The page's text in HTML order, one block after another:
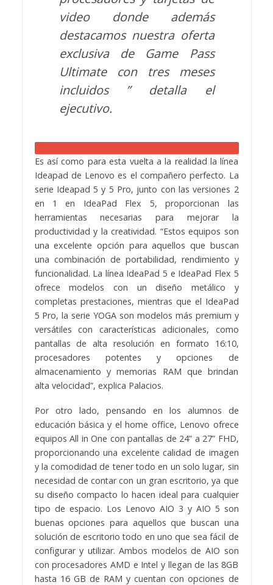
video donde además
destacamos nuestra oferta
exclusiva de Game Pass
Ultimate con tres meses
incluidos ” detalla el
ejecutivo.
Es así como para esta vuelta a la realidad la línea
Ideapad de Lenovo es el compañero perfecto. La
serie Ideapad 5 y 5 Pro, junto con las versiones 2
en 1 en IdeaPad Flex 5, proporcionan las
herramientas necesarias para mejorar la
productividad y la creatividad. “Estos equipos son
una excelente opción para aquellos que buscan
una combinación de portabilidad, rendimiento y
funcionalidad. La línea IdeaPad 5 e IdeaPad Flex 5
ofrece modelos con un diseño metálico y
completas prestaciones, mientras que el IdeaPad
5 Pro, la serie YOGA son modelos más premium y
versátiles con características adicionales, como
pantallas de alta resolución en formato 16:10,
procesadores potentes y opciones de
almacenamiento y memorias RAM que brindan
alta velocidad”, explica Palacios.
Por otro lado, pensando en los alumnos de
educación básica y el home office, Lenovo ofrece
equipos All in One con pantallas de 24” a 27” FHD,
proporcionando una excelente calidad de imagen
y la comodidad de tener todo en un solo lugar, sin
necesidad de contar con un gran escritorio, ya que
su diseño compacto lo hacen ideal para cualquier
tipo de espacio. Los Lenovo AIO 3 y AIO 5 son
buenas opciones para aquellos que buscan una
solución de escritorio todo en uno que sea fácil de
configurar y utilizar. Ambos modelos de AIO son
con procesadores AMD e Intel y llegan de las 8GB
hasta 16 GB de RAM y cuentan con opciones de